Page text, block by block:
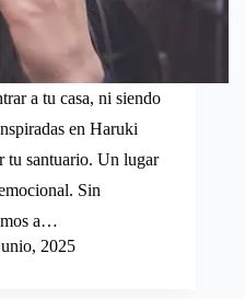
a tu casa, ni siendo
en Haruki
tu santuario. Un lugar
Sin
a…
2025